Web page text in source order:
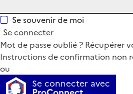
Se souvenir de moi
Se connecter
Mot de passe oublié ? Récupérer
Instructions de confirmation non
ou
Se connecter avec